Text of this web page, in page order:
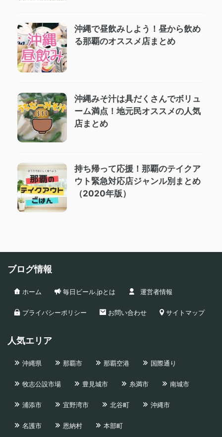
沖縄で昼飲みしよう！昼から飲め
る那覇のオススメ店まとめ
沖縄みそ汁は具だくさんでボリュ
ーム満点！地元民オススメの人気
店まとめ
持ち帰って応援！那覇のテイクア
ウト緊急対応店ジャンル別まとめ
（2020年版）
ブログ情報
ホーム 毎日ビール.jpとは 運営者情報
プライバシーポリシー お問い合わせ サイトマップ
人気エリア
沖縄県 那覇市 那覇空港 国際通り
牧志公設市場 豊見城市 糸満市 南城市
浦添市 宜野湾市 北谷町 沖縄市
名護市 恩納村 本部町